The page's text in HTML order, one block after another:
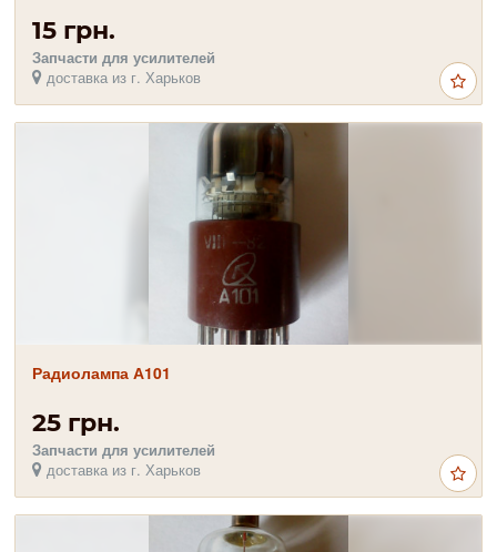
15 грн.
Запчасти для усилителей
доставка из г. Харьков
Радиолампа А101
25 грн.
Запчасти для усилителей
доставка из г. Харьков